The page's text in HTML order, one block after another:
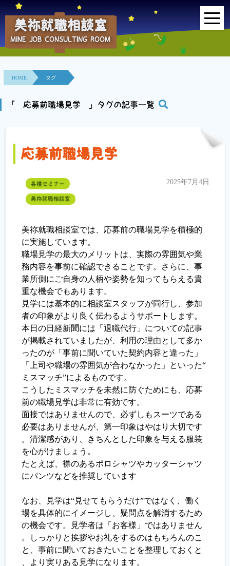
HOME
事業所紹介
就職面接会
利用者の声
地域連携事業
求人情報検索
各種セミナー
履歴書ジェネレーター
美祢就職相談室
MINE JOB CONSULTING ROOM
HOME タグ
「 応募前職場見学 」タグの記事一覧
応募前職場見学
各種セミナー
美祢就職相談室
2025年7月4日
美祢就職相談室では、応募前の職場見学を積極的
に実施しています。
職場見学の最大のメリットは、実際の雰囲気や業
務内容を事前に確認できることです。さらに、事
業所側にご自身の人柄や姿勢を知ってもらえる貴
重な機会でもあります。
見学には基本的に相談室スタッフが同行し、参加
者の印象がより良く伝わるようサポートします。
本日の日経新聞には「退職代行」についての記事
が掲載されていましたが、利用の理由として多か
ったのが「事前に聞いていた契約内容と違った」
「上司や職場の雰囲気が合わなかった」といった“
ミスマッチ”によるものです。
こうしたミスマッチを未然に防ぐためにも、応募
前の職場見学は非常に有効です。
面接ではありませんので、必ずしもスーツである
必要はありませんが、第一印象はやはり大切です
。清潔感があり、きちんとした印象を与える服装
を心がけましょう。
たとえば、襟のあるポロシャツやカッターシャツ
にパンツなどを推奨しています
なお、見学は“見せてもらうだけ”ではなく、働く
場を具体的にイメージし、疑問点を解消するため
の機会です。見学者は「お客様」ではありません
。しっかりと挨拶やお礼をするのはもちろんのこ
と、事前に聞いておきたいことを整理しておくと
、より実りある見学になります。